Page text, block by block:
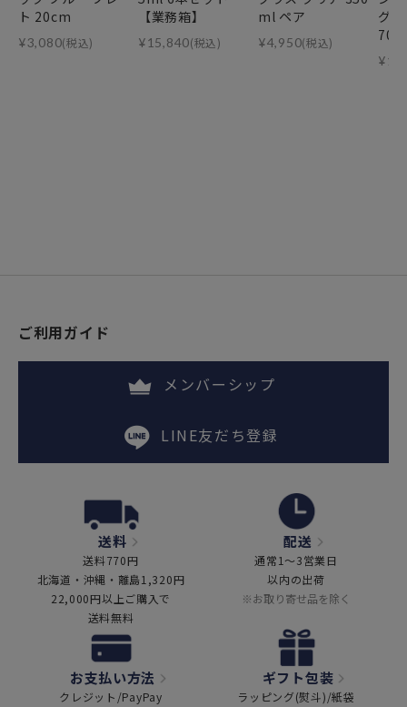
ト 20cm
¥3,080(税込)
【業務箱】
¥15,840(税込)
ml ペア
¥4,950(税込)
グ
¥
ご利用ガイド
メンバーシップ
LINE友だち登録
送料
送料770円
北海道・沖縄・離島1,320円
22,000円以上ご購入で
送料無料
配送
通常1～3営業日
以内の出荷
※お取り寄せ品を除く
お支払い方法
クレジット/PayPay
ギフト包装
ラッピング(熨斗)/紙袋